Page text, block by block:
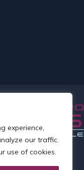
experience,
our traffic.
use of cookies.